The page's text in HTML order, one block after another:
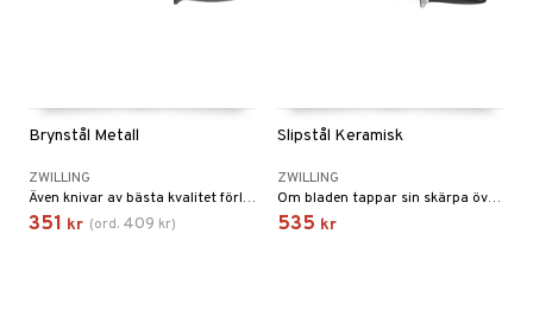
Brynstål Metall
ZWILLING
Även knivar av bästa kvalitet förlorar sin skärpa över tid, men ZWILLING-knivslipningsstål kan ge dem tillbaka sin skärpa!
351 kr (ord. 409 kr)
Slipstål Keramisk
ZWILLING
Om bladen tappar sin skärpa över tid, använd det keramiska slipningsstålet från Zwilling.
535 kr